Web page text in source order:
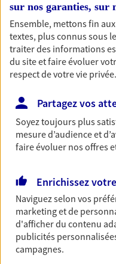
Découvrir les offres
Retraite
Préparez
notre solution PER
spécialement
Découvrir l'offre
Pour un avenir
contrat prévoyance.
d'accident ou de
garanties
invalidité ou de
sur nos garanties, sur
Ensemble, mettons fin
textes, plus connus sous
traiter des informations
du site et faire évoluer
respect de votre vie privée.
Partagez vos
Soyez toujours plus
mesure d’audience et
faire évoluer nos offres
Enrichissez
Naviguez selon vos
marketing et de
d'afficher du contenu
publicités
campagnes.